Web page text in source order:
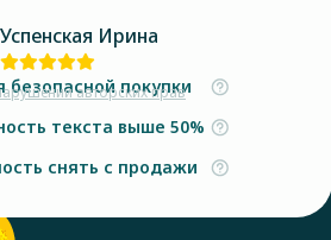
Успенская Ирина
авторских прав
безопасной покупки
текста выше 50%
снять с продажи